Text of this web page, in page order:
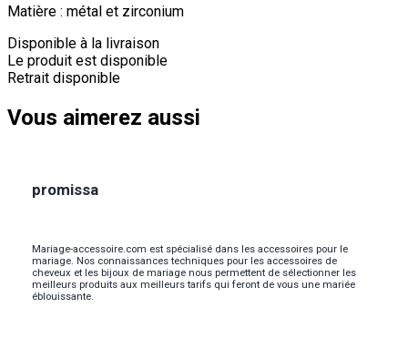
Matière : métal et zirconium
Disponible à la livraison
Le produit est disponible
Retrait disponible
Vous aimerez aussi
promissa
Mariage-accessoire.com est spécialisé dans les accessoires pour le
mariage. Nos connaissances techniques pour les accessoires de
cheveux et les bijoux de mariage nous permettent de sélectionner les
meilleurs produits aux meilleurs tarifs qui feront de vous une mariée
éblouissante.